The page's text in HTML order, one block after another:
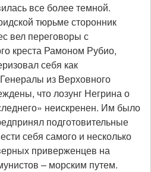
все более темной.
тюрьме сторонник
вел переговоры с
креста Рамоном Рубио,
себя как
из Верховного
что лозунг Негрина о
неискренен. Им было
подготовительные
себя самого и несколько
приверженцев на
– морским путем.